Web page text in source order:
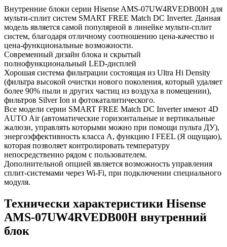
Внутренние блоки серии Hisense AMS-07UW4RVEDB00H для
мульти-сплит систем SMART FREE Match DC Inverter. Данная
модель является самой популярной в линейке мульти-сплит
систем, благодаря отличному соотношению цена-качество и
цена-функциональные возможности.
Современный дизайн блока и скрытый
полнофункциональный LED-дисплей
Хорошая система фильтрации состоящая из Ultra Hi Density
(фильтра высокой очистки нового поколения, который удаляет
более 90% пыли и других частиц из воздуха в помещении),
фильтров Silver Ion и фотокаталитического.
Все модели серии SMART FREE Match DC Inverter имеют 4D
AUTO Air (автоматические горизонтальные и вертикальные
жалюзи, управлять которыми можно при помощи пульта ДУ),
энергоэффективность класса А, функцию I FEEL (Я ощущаю),
которая позволяет контролировать температуру
непосредственно рядом с пользователем.
Дополнительной опцией является возможность управления
сплит-системами через Wi-Fi, при подключении специального
модуля.
Технически характеристики Hisense
AMS-07UW4RVEDB00H внутренний
блок